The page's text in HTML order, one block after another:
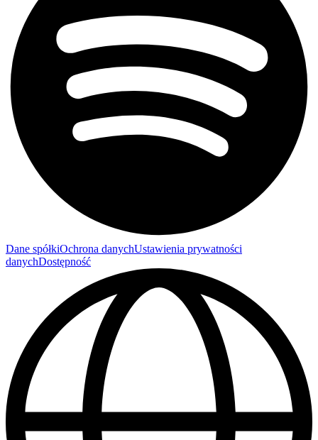
Dane spółkiOchrona danychUstawienia prywatności
danychDostępność